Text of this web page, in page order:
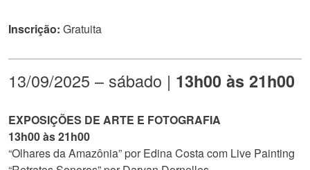
Inscrição: Gratuita
13/09/2025 – sábado | 13h00 às 21h00
EXPOSIÇÕES DE ARTE E FOTOGRAFIA
13h00 às 21h00
“Olhares da Amazônia” por Edina Costa com Live Painting